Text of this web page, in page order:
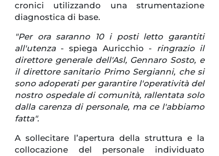
cronici utilizzando una strumentazione
diagnostica di base.
"Per ora saranno 10 i posti letto garantiti
all'utenza- spiega Auricchio - ringrazio il
direttore generale dell'Asl, Gennaro Sosto, e
il direttore sanitario Primo Sergianni, che si
sono adoperati per garantire l'operatività del
nostro ospedale di comunità, rallentata solo
dalla carenza di personale, ma ce l'abbiamo
fatta".
A sollecitare l’apertura della struttura e la
collocazione del personale individuato